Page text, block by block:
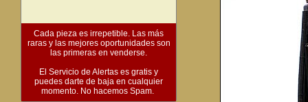
Cada pieza es irrepetible. Las más
raras y las mejores oportunidades son
las primeras en venderse.
El Servicio de Alertas es gratis y
puedes darte de baja en cualquier
momento. No hacemos Spam.